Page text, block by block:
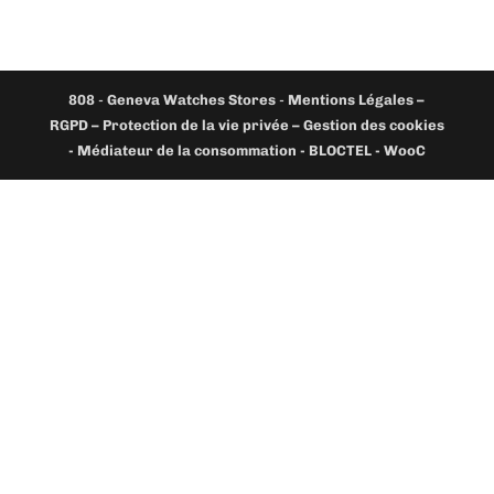
808 -Geneva Watches Stores - Mentions Légales –
RGPD – Protection de la vie privée – Gestion des cookies
- Médiateur de la consommation - BLOCTEL - WooC